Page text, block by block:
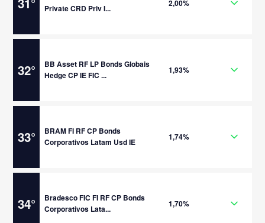
Private CRD Priv I...
2,00%
32°
BB Asset RF LP Bonds Globais
Hedge CP IE FIC ...
1,93%
33°
BRAM FI RF CP Bonds
Corporativos Latam Usd IE
1,74%
34°
Bradesco FIC FI RF CP Bonds
Corporativos Lata...
1,70%